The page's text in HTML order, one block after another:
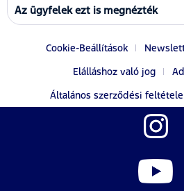
Az ügyfelek ezt is megnézték
Cookie-Beállítások
Elálláshoz való jog
Általános szerződési